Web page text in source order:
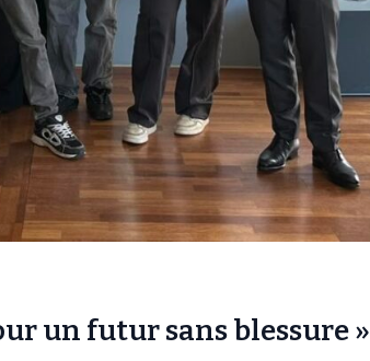
un futur sans blessure »